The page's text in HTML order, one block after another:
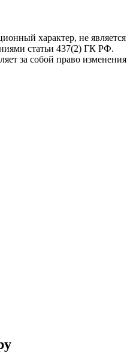
характер, не является
статьи 437(2) ГК РФ.
за собой право изменения